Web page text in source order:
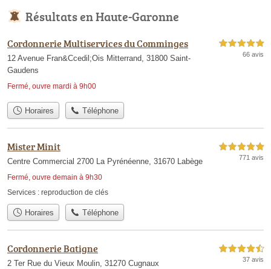
Résultats en Haute-Garonne
Cordonnerie Multiservices du Comminges
12 Avenue Fran&Ccedil;Ois Mitterrand, 31800 Saint-
Gaudens
Fermé, ouvre mardi à 9h00
5,0 étoiles sur 5
66 avis
Horaires Téléphone
Mister Minit
Centre Commercial 2700 La Pyrénéenne, 31670 Labège
Fermé, ouvre demain à 9h30
5,0 étoiles sur 5
771 avis
Services : reproduction de clés
Horaires Téléphone
Cordonnerie Batigne
2 Ter Rue du Vieux Moulin, 31270 Cugnaux
4,5 étoiles sur 5
37 avis